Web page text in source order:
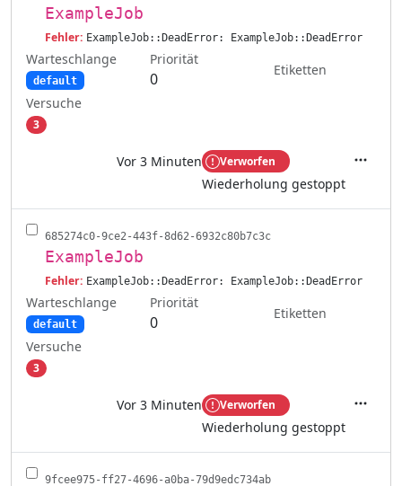
ExampleJob
Fehler: ExampleJob::DeadError: ExampleJob::DeadError
Warteschlange
default
Priorität
0
Etiketten
Versuche
3
Vor 3 Minuten Verworfen
Wiederholung gestoppt
685274c0-9ce2-443f-8d62-6932c80b7c3c
ExampleJob
Fehler: ExampleJob::DeadError: ExampleJob::DeadError
Warteschlange
default
Priorität
0
Etiketten
Versuche
3
Vor 3 Minuten Verworfen
Wiederholung gestoppt
9fcee975-ff27-4696-a0ba-79d9edc734ab